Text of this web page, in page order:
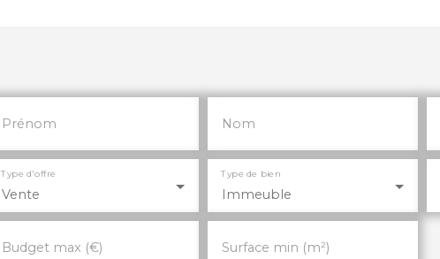
Prénom Nom
Vente
Type d'offre
Immeuble
Type de bien
Budget max (€) Surface min (m²)